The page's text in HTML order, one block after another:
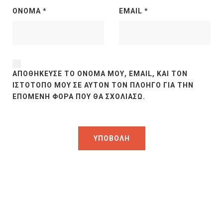
ΌΝΟΜΑ * EMAIL *
ΑΠΟΘΉΚΕΥΣΕ ΤΟ ΌΝΟΜΆ ΜΟΥ, EMAIL, ΚΑΙ ΤΟΝ
ΙΣΤΌΤΟΠΟ ΜΟΥ ΣΕ ΑΥΤΌΝ ΤΟΝ ΠΛΟΗΓΌ ΓΙΑ ΤΗΝ
ΕΠΌΜΕΝΗ ΦΟΡΆ ΠΟΥ ΘΑ ΣΧΟΛΙΆΣΩ.